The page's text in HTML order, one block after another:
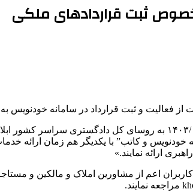
ثبت قراردادهای ملکی
فعالیت و ثبت قرارداد در سامانه خودنویس
به گفته سامانه خودنویس،‌ قوه قضاییه طی نامه شماره ۹۰۰۰/۱۹۹۲۶/۱۰۰۰
هر دو “سامانه خودنویس و کاتب” با یکدیگر هم
ارائه نمایند.»
اعم از مشاورین املاک و مالکین و